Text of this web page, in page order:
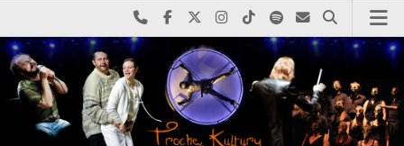
Najlepiej po prostu do nas zadzwoń
Odwiedź nas na Facebook-u
Odwiedź nas na X
Odwiedź nas na Instagram-ie
Odwiedź nas na TikTok-u
Szukaj nas na Spotify
Wyślij do nas
Szukaj